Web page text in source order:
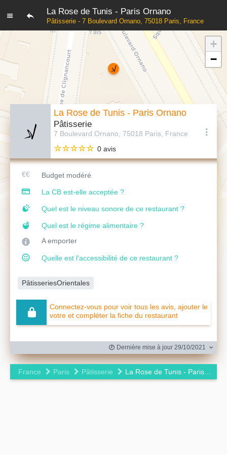
La Rose de Tunis - Paris Ornano
Pâtisserie - 7 Boulevard Ornano, 75018 Paris, France
La Rose de Tunis - Paris Ornano
Pâtisserie
7 Boulevard Ornano, 75018 Paris, France
0 avis
Budget modéré
La CB est-elle acceptée ?
Quel est le niveau sonore de ce restaurant ?
Quel est le régime alimentaire ?
A emporter
Quelle est l'accessibilité de ce restaurant ?
PâtisseriesOrientales
Connectez-vous pour voir tous les avis, ajouter le
votre et compléter la fiche du restaurant
Dernière mise à jour 29/10/2021
France Paris Pâtisserie
+
−